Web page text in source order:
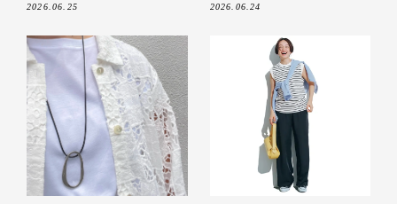
らこそ、賢く取り入れたいのが柄アイ
2026.06.25
奈さ
2026.06.24